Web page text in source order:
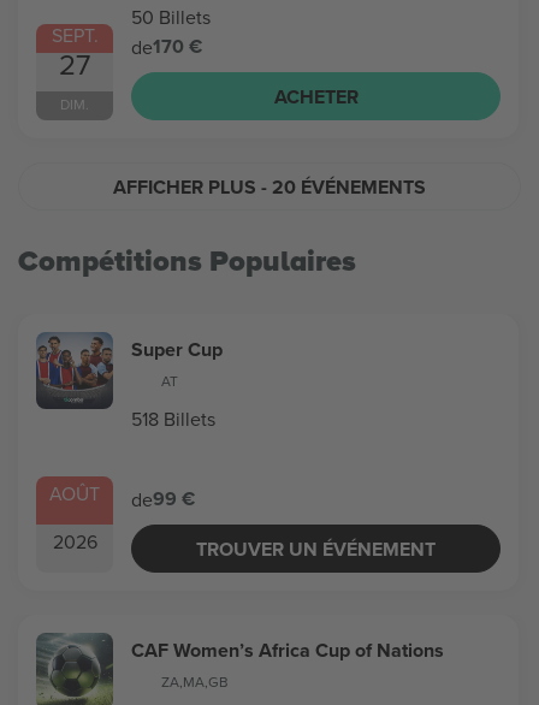
SEPT.
27
DIM.
50 Billets
de170 €
ACHETER
AFFICHER PLUS - 20 ÉVÉNEMENTS
Compétitions Populaires
AOÛT
2026
Super Cup
AT
518 Billets
de99 €
TROUVER UN ÉVÉNEMENT
CAF Women’s Africa Cup of Nations
ZA,MA,GB